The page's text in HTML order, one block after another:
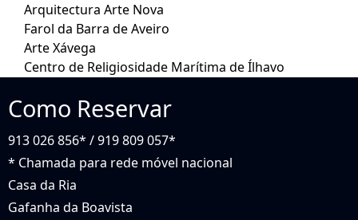
Arquitectura Arte Nova
Farol da Barra de Aveiro
Arte Xávega
Centro de Religiosidade Marítima de Ílhavo
Como Reservar
913 026 856* / 919 809 057*
* Chamada para rede móvel nacional
Casa da Ria
Gafanha da Boavista